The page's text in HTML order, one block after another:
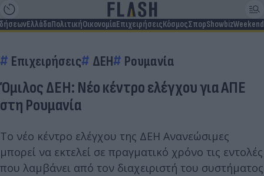
ΕλλάδαΠολιτικήΟικονομίαΕπιχειρήσειςΚόσμοςΣπορShowbizWeekend
Επιχειρήσεις ΔΕΗ Ρουμανία
Όμιλος ΔΕΗ: Νέο κέντρο ελέγχου για ΑΠΕ
στη Ρουμανία
Το νέο κέντρο ελέγχου της ΔΕΗ Ανανεώσιμες
μπορεί να εκτελεί σε πραγματικό χρόνο τις εντολές
που λαμβάνει από τον διαχειριστή του συστήματος